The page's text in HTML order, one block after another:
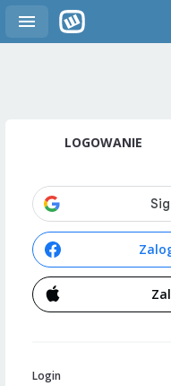
LOGOWANIE
Login